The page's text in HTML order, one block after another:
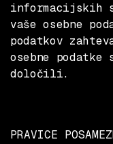
informacijskih
vaše osebne
podatkov
osebne podatke
določili.
PRAVICE